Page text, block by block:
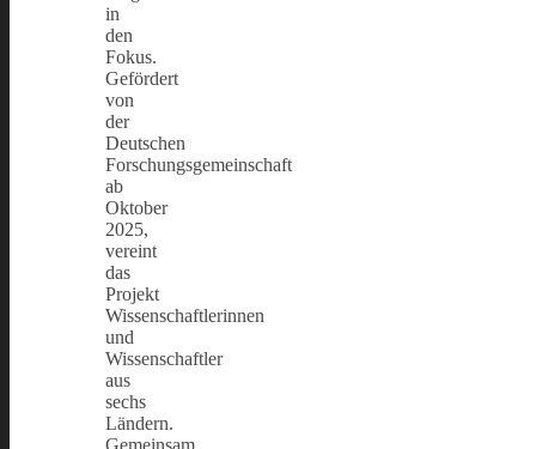
in
den
Fokus.
Gefördert
von
der
Deutschen
Forschungsgemeinschaft
ab
Oktober
2025,
vereint
das
Projekt
Wissenschaftlerinnen
und
Wissenschaftler
aus
sechs
Ländern.
Gemeinsam